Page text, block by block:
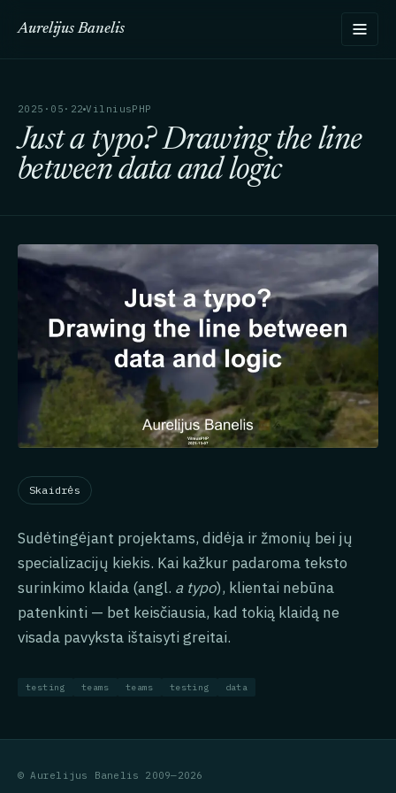
Aurelijus Banelis
2025·05·22 VilniusPHP
Just a typo? Drawing the line
between data and logic
Skaidrės
Sudėtingėjant projektams, didėja ir žmonių bei jų
specializacijų kiekis. Kai kažkur padaroma teksto
surinkimo klaida (angl. a typo), klientai nebūna
patenkinti — bet keisčiausia, kad tokią klaidą ne
visada pavyksta ištaisyti greitai.
testing teams teams testing data
© Aurelijus Banelis 2009—2026